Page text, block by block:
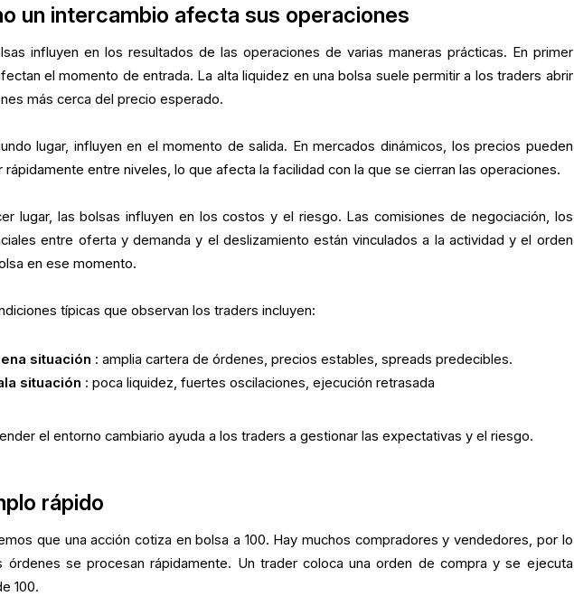
un intercambio afecta sus operaciones
influyen en los resultados de las operaciones de varias maneras prácticas. En primer
el momento de entrada. La alta liquidez en una bolsa suele permitir a los traders abrir
más cerca del precio esperado.
lugar, influyen en el momento de salida. En mercados dinámicos, los precios pueden
rápidamente entre niveles, lo que afecta la facilidad con la que se cierran las operaciones.
lugar, las bolsas influyen en los costos y el riesgo. Las comisiones de negociación, los
entre oferta y demanda y el deslizamiento están vinculados a la actividad y el orden
en ese momento.
típicas que observan los traders incluyen:
situación : amplia cartera de órdenes, precios estables, spreads predecibles.
situación : poca liquidez, fuertes oscilaciones, ejecución retrasada
el entorno cambiario ayuda a los traders a gestionar las expectativas y el riesgo.
rápido
que una acción cotiza en bolsa a 100. Hay muchos compradores y vendedores, por lo
órdenes se procesan rápidamente. Un trader coloca una orden de compra y se ejecuta
100.